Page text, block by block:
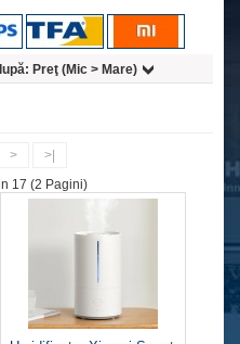
Preţ (Mic > Mare)
>
>|
17 (2 Pagini)